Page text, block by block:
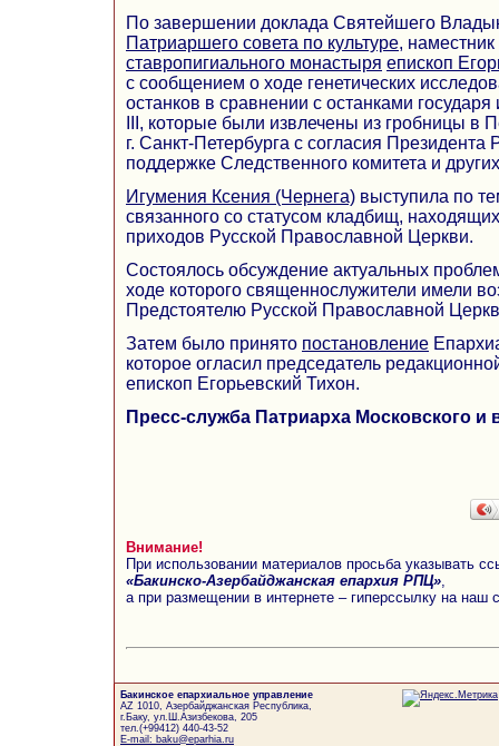
По завершении доклада Святейшего
Патриаршего совета по культуре, наместник
ставропигиального монастыря епископ
с сообщением о ходе генетических
останков в сравнении с останками
III, которые были извлечены из гробницы в
г. Санкт-Петербурга с согласия
поддержке Следственного комитета и
Игумения Ксения (Чернега) выступила по
связанного со статусом кладбищ,
приходов Русской Православной Церкви.
Состоялось обсуждение актуальных
ходе которого священнослужители имели
Предстоятелю Русской Православной
Затем было принято постановление
которое огласил председатель
епископ Егорьевский Тихон.
Пресс-служба Патриарха Московского и
Внимание!
При использовании материалов просьба указывать
«Бакинско-Азербайджанская епархия РПЦ»
а при размещении в интернете – гиперссылку на наш
Бакинское епархиальное управление
AZ 1010, Азербайджанская Республика,
г.Баку, ул.Ш.Азизбекова, 205
тел.(+99412) 440-43-52
E-mail: baku@eparhia.ru